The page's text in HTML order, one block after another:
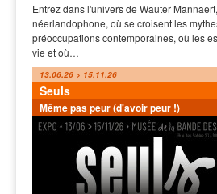
Entrez dans l'univers de Wauter
néerlandophone, où se croisent les
préoccupations contemporaines, où les
vie et où…
13.06.26 > 15.11.26
Seuls
Même pas peur (d'avoir peur !)